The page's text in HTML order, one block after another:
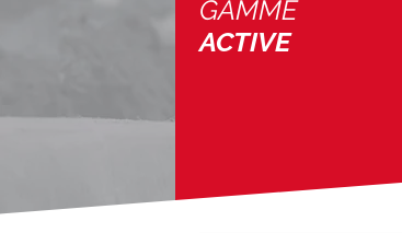
GAMME
ACTIVE